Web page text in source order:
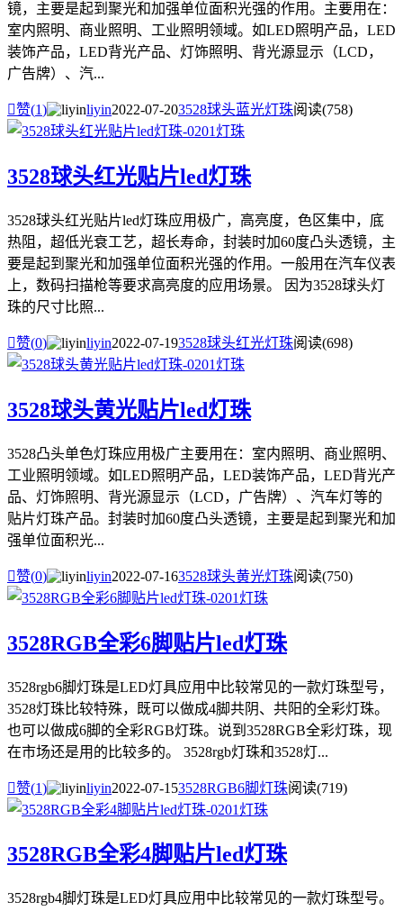
镜，主要是起到聚光和加强单位面积光强的作用。主要用在：
室内照明、商业照明、工业照明领域。如LED照明产品，LED
装饰产品，LED背光产品、灯饰照明、背光源显示（LCD，
广告牌）、汽...
赞(1) liyin2022-07-203528球头蓝光灯珠阅读(758)
3528球头红光贴片led灯珠
3528球头红光贴片led灯珠应用极广，高亮度，色区集中，底
热阻，超低光衰工艺，超长寿命，封装时加60度凸头透镜，主
要是起到聚光和加强单位面积光强的作用。一般用在汽车仪表
上，数码扫描枪等要求高亮度的应用场景。 因为3528球头灯
珠的尺寸比照...
赞(0) liyin2022-07-193528球头红光灯珠阅读(698)
3528球头黄光贴片led灯珠
3528凸头单色灯珠应用极广主要用在：室内照明、商业照明、
工业照明领域。如LED照明产品，LED装饰产品，LED背光产
品、灯饰照明、背光源显示（LCD，广告牌）、汽车灯等的
贴片灯珠产品。封装时加60度凸头透镜，主要是起到聚光和加
强单位面积光...
赞(0) liyin2022-07-163528球头黄光灯珠阅读(750)
3528RGB全彩6脚贴片led灯珠
3528rgb6脚灯珠是LED灯具应用中比较常见的一款灯珠型号，
3528灯珠比较特殊，既可以做成4脚共阴、共阳的全彩灯珠。
也可以做成6脚的全彩RGB灯珠。说到3528RGB全彩灯珠，现
在市场还是用的比较多的。 3528rgb灯珠和3528灯...
赞(1) liyin2022-07-153528RGB6脚灯珠阅读(719)
3528RGB全彩4脚贴片led灯珠
3528rgb4脚灯珠是LED灯具应用中比较常见的一款灯珠型号。